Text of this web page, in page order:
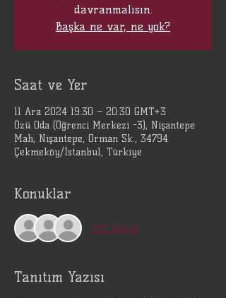
davranmalısın.
Başka ne var, ne yok?
Saat ve Yer
11 Ara 2024 19:30 – 20:30 GMT+3
Özü Oda (Öğrenci Merkezi -3), Nişantepe
Mah, Nişantepe, Orman Sk., 34794
Çekmeköy/İstanbul, Türkiye
Konuklar
+65 konuk
Tanıtım Yazısı